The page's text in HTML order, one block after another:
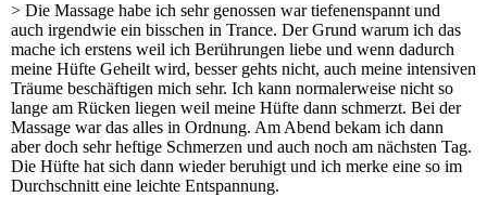
> Die Massage habe ich sehr genossen war tiefenenspannt und
auch irgendwie ein bisschen in Trance. Der Grund warum ich das
mache ich erstens weil ich Berührungen liebe und wenn dadurch
meine Hüfte Geheilt wird, besser gehts nicht, auch meine intensiven
Träume beschäftigen mich sehr. Ich kann normalerweise nicht so
lange am Rücken liegen weil meine Hüfte dann schmerzt. Bei der
Massage war das alles in Ordnung. Am Abend bekam ich dann
aber doch sehr heftige Schmerzen und auch noch am nächsten Tag.
Die Hüfte hat sich dann wieder beruhigt und ich merke eine so im
Durchschnitt eine leichte Entspannung.